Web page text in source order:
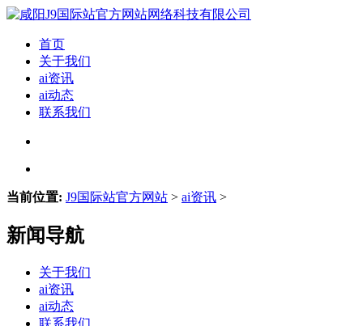
首页
关于我们
ai资讯
ai动态
联系我们
当前位置: J9国际站官方网站 > ai资讯 >
新闻导航
关于我们
ai资讯
ai动态
联系我们